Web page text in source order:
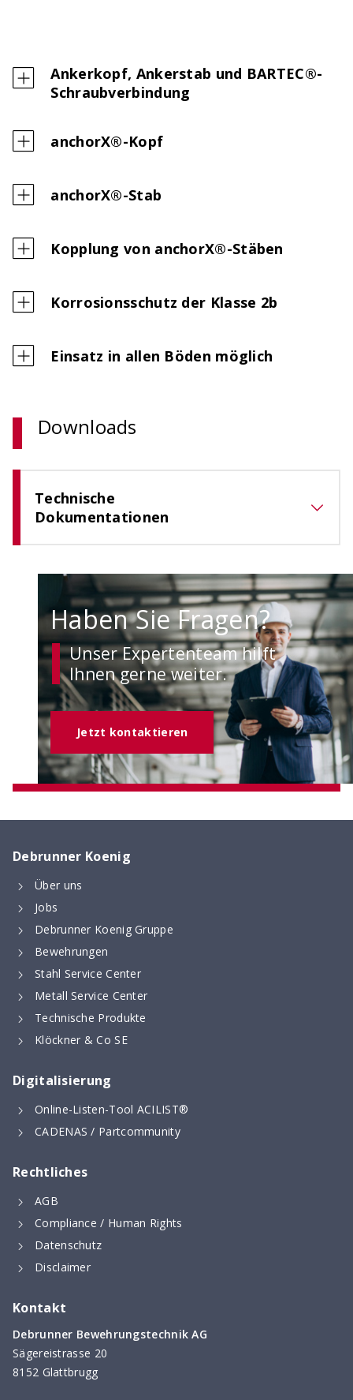
Ankerkopf, Ankerstab und BARTEC®-
Schraubverbindung
anchorX®-Kopf
anchorX®-Stab
Kopplung von anchorX®-Stäben
Korrosionsschutz der Klasse 2b
Einsatz in allen Böden möglich
Downloads
Technische
Dokumentationen
Haben Sie Fragen?
Unser Expertenteam hilft
Ihnen gerne weiter.
Jetzt kontaktieren
Debrunner Koenig
Über uns
Jobs
Debrunner Koenig Gruppe
Bewehrungen
Stahl Service Center
Metall Service Center
Technische Produkte
Klöckner & Co SE
Digitalisierung
Online-Listen-Tool ACILIST®
CADENAS / Partcommunity
Rechtliches
AGB
Compliance / Human Rights
Datenschutz
Disclaimer
Kontakt
Debrunner Bewehrungstechnik AG
Sägereistrasse 20
8152 Glattbrugg